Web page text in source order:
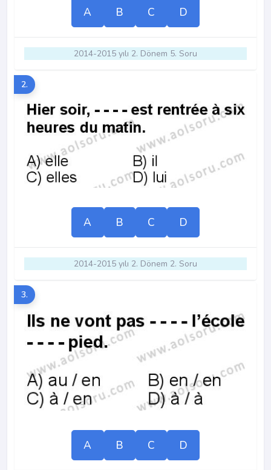
A B C D
2014-2015 yılı 2. Dönem 5. Soru
2.
A B C D
2014-2015 yılı 2. Dönem 2. Soru
3.
A B C D